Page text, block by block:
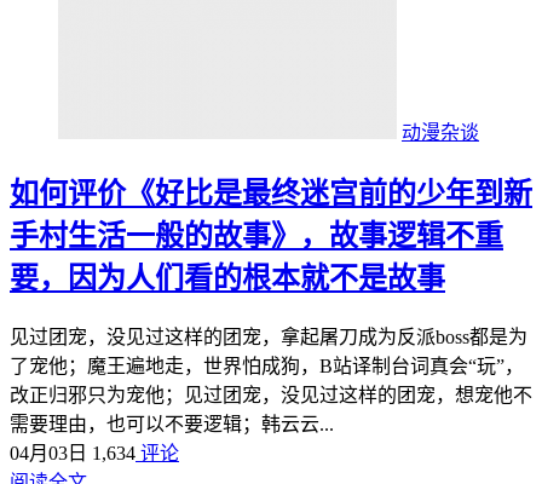
动漫杂谈
如何评价《好比是最终迷宫前的少年到新
手村生活一般的故事》，故事逻辑不重
要，因为人们看的根本就不是故事
见过团宠，没见过这样的团宠，拿起屠刀成为反派boss都是为
了宠他；魔王遍地走，世界怕成狗，B站译制台词真会“玩”，
改正归邪只为宠他；见过团宠，没见过这样的团宠，想宠他不
需要理由，也可以不要逻辑；韩云云...
04月03日 1,634 评论